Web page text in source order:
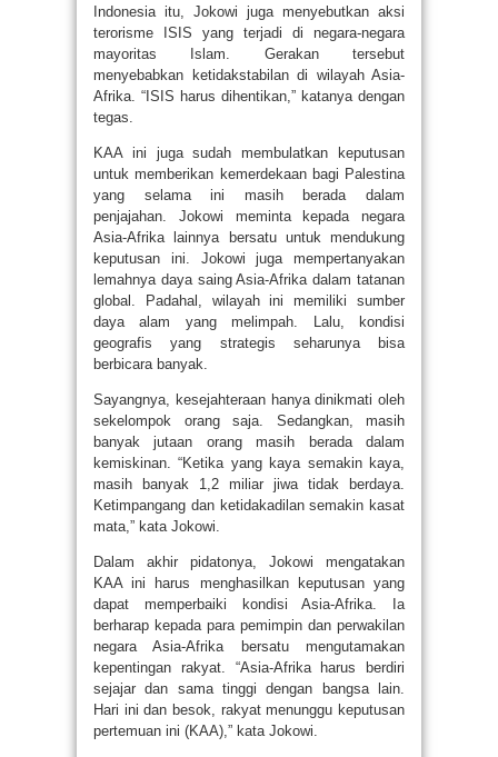
Indonesia itu, Jokowi juga menyebutkan aksi
terorisme ISIS yang terjadi di negara-negara
mayoritas Islam. Gerakan tersebut
menyebabkan ketidakstabilan di wilayah Asia-
Afrika. “ISIS harus dihentikan,” katanya dengan
tegas.
KAA ini juga sudah membulatkan keputusan
untuk memberikan kemerdekaan bagi Palestina
yang selama ini masih berada dalam
penjajahan. Jokowi meminta kepada negara
Asia-Afrika lainnya bersatu untuk mendukung
keputusan ini. Jokowi juga mempertanyakan
lemahnya daya saing Asia-Afrika dalam tatanan
global. Padahal, wilayah ini memiliki sumber
daya alam yang melimpah. Lalu, kondisi
geografis yang strategis seharunya bisa
berbicara banyak.
Sayangnya, kesejahteraan hanya dinikmati oleh
sekelompok orang saja. Sedangkan, masih
banyak jutaan orang masih berada dalam
kemiskinan. “Ketika yang kaya semakin kaya,
masih banyak 1,2 miliar jiwa tidak berdaya.
Ketimpangang dan ketidakadilan semakin kasat
mata,” kata Jokowi.
Dalam akhir pidatonya, Jokowi mengatakan
KAA ini harus menghasilkan keputusan yang
dapat memperbaiki kondisi Asia-Afrika. Ia
berharap kepada para pemimpin dan perwakilan
negara Asia-Afrika bersatu mengutamakan
kepentingan rakyat. “Asia-Afrika harus berdiri
sejajar dan sama tinggi dengan bangsa lain.
Hari ini dan besok, rakyat menunggu keputusan
pertemuan ini (KAA),” kata Jokowi.